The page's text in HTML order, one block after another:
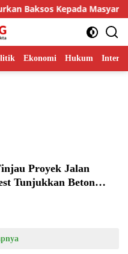
Baksos Kepada
Ekonomi Hukum
Proyek Jalan
Tunjukkan Beton